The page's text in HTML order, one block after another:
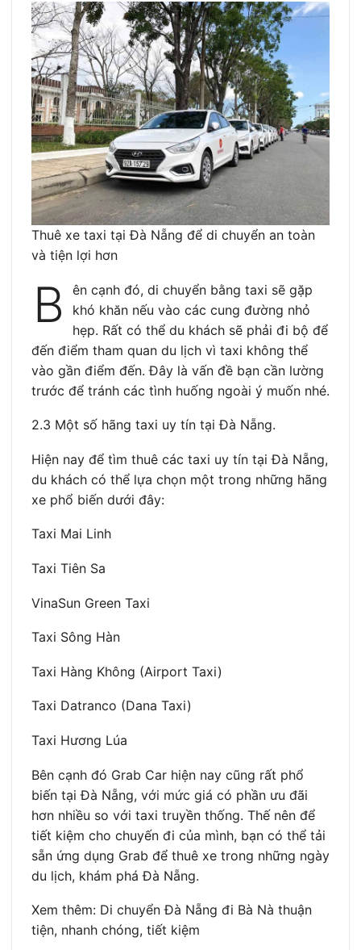
Thuê xe taxi tại Đà Nẵng để di chuyển an toàn
và tiện lợi hơn
B
ên cạnh đó, di chuyển bằng taxi sẽ gặp
khó khăn nếu vào các cung đường nhỏ
hẹp. Rất có thể du khách sẽ phải đi bộ để
đến điểm tham quan du lịch vì taxi không thể
vào gần điểm đến. Đây là vấn đề bạn cần lường
trước để tránh các tình huống ngoài ý muốn nhé.
2.3 Một số hãng taxi uy tín tại Đà Nẵng.
Hiện nay để tìm thuê các taxi uy tín tại Đà Nẵng,
du khách có thể lựa chọn một trong những hãng
xe phổ biến dưới đây:
Taxi Mai Linh
Taxi Tiên Sa
VinaSun Green Taxi
Taxi Sông Hàn
Taxi Hàng Không (Airport Taxi)
Taxi Datranco (Dana Taxi)
Taxi Hương Lúa
Bên cạnh đó Grab Car hiện nay cũng rất phổ
biến tại Đà Nẵng, với mức giá có phần ưu đãi
hơn nhiều so với taxi truyền thống. Thế nên để
tiết kiệm cho chuyến đi của mình, bạn có thể tải
sẵn ứng dụng Grab để thuê xe trong những ngày
du lịch, khám phá Đà Nẵng.
Xem thêm: Di chuyển Đà Nẵng đi Bà Nà thuận
tiện, nhanh chóng, tiết kiệm